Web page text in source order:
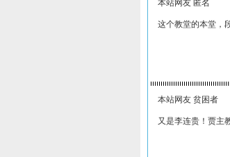
本站网友 匿名
这个教堂的本堂，
本站网友 贫困者
又是李连贵！贾主